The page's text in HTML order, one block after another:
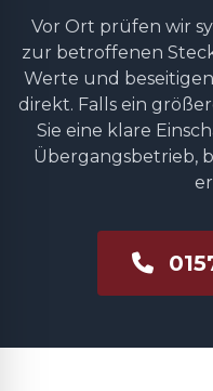
Vor Ort prüfen wir
zur betroffenen
Werte und
direkt. Falls ein
Sie eine klare
Übergangsbetrieb,